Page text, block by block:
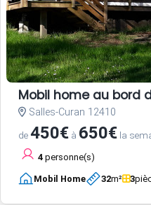
Mobil home au bord
Salles-Curan 12410
de450€ à 650€ la
4 personne(s)
Mobil Home 32m² 3